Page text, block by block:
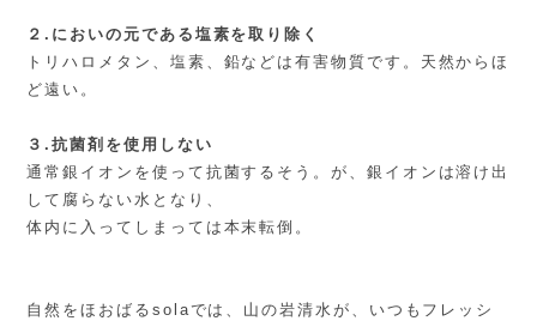
２.においの元である塩素を取り除く
トリハロメタン、塩素、鉛などは有害物質です。天然からほ
ど遠い。
３.抗菌剤を使用しない
通常銀イオンを使って抗菌するそう。が、銀イオンは溶け出
して腐らない水となり、
体内に入ってしまっては本末転倒。
自然をほおばるsolaでは、山の岩清水が、いつもフレッシ